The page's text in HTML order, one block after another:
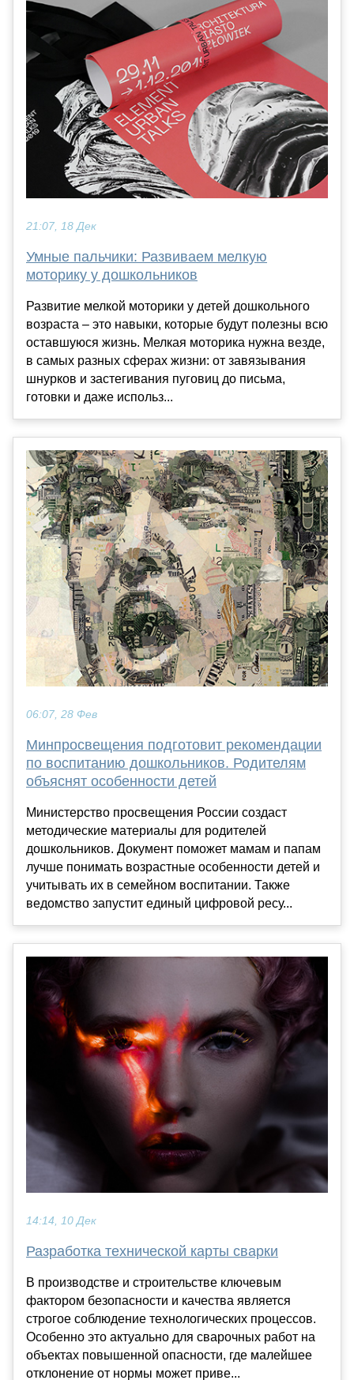
21:07, 18 Дек
Умные пальчики: Развиваем мелкую
моторику у дошкольников
Развитие мелкой моторики у детей дошкольного
возраста – это навыки, которые будут полезны всю
оставшуюся жизнь. Мелкая моторика нужна везде,
в самых разных сферах жизни: от завязывания
шнурков и застегивания пуговиц до письма,
готовки и даже использ...
06:07, 28 Фев
Минпросвещения подготовит рекомендации
по воспитанию дошкольников. Родителям
объяснят особенности детей
Министерство просвещения России создаст
методические материалы для родителей
дошкольников. Документ поможет мамам и папам
лучше понимать возрастные особенности детей и
учитывать их в семейном воспитании. Также
ведомство запустит единый цифровой ресу...
14:14, 10 Дек
Разработка технической карты сварки
В производстве и строительстве ключевым
фактором безопасности и качества является
строгое соблюдение технологических процессов.
Особенно это актуально для сварочных работ на
объектах повышенной опасности, где малейшее
отклонение от нормы может приве...